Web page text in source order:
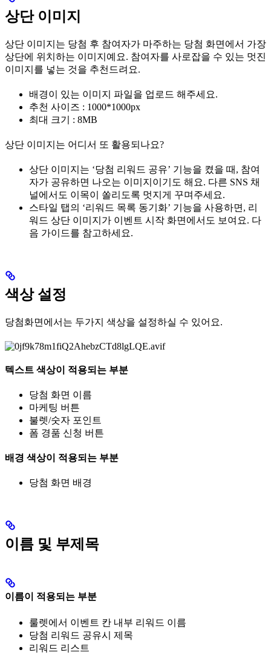
상단 이미지
상단 이미지는 당첨 후 참여자가 마주하는 당첨 화면에서 가장
상단에 위치하는 이미지예요. 참여자를 사로잡을 수 있는 멋진
이미지를 넣는 것을 추천드려요.
배경이 있는 이미지 파일을 업로드 해주세요.
추천 사이즈 : 1000*1000px
최대 크기 : 8MB
상단 이미지는 어디서 또 활용되나요?
상단 이미지는 ‘당첨 리워드 공유’ 기능을 켰을 때, 참여
자가 공유하면 나오는 이미지이기도 해요. 다른 SNS 채
널에서도 이목이 쏠리도록 멋지게 꾸며주세요.
스타일 탭의 ‘리워드 목록 동기화’ 기능을 사용하면, 리
워드 상단 이미지가 이벤트 시작 화면에서도 보여요. 다
음 가이드를 참고하세요.
색상 설정
당첨화면에서는 두가지 색상을 설정하실 수 있어요.
텍스트 색상이 적용되는 부분
당첨 화면 이름
마케팅 버튼
불렛/숫자 포인트
폼 경품 신청 버튼
배경 색상이 적용되는 부분
당첨 화면 배경
이름 및 부제목
이름이 적용되는 부분
룰렛에서 이벤트 칸 내부 리워드 이름
당첨 리워드 공유시 제목
리워드 리스트